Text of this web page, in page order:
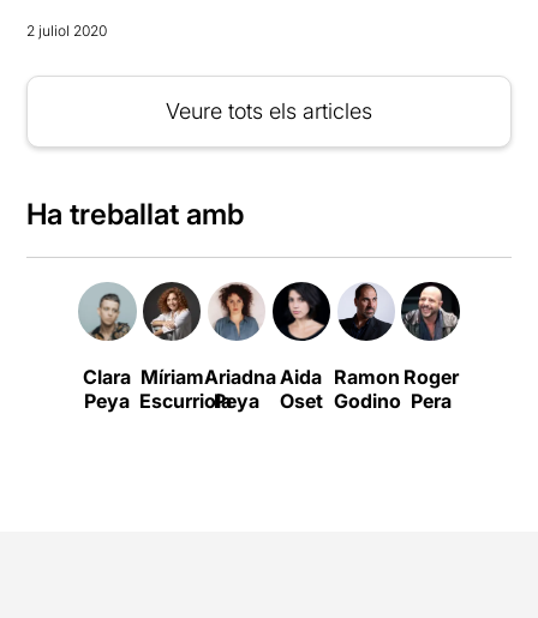
2 juliol 2020
Veure tots els articles
Ha treballat amb
Clara
Peya
Míriam
Escurriola
Ariadna
Peya
Aida
Oset
Ramon
Godino
Roger
Pera